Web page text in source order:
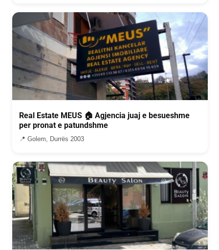
Real Estate MEUS 🏠 Agjencia juaj e besueshme
per pronat e patundshme
📍 Golem, Durrës 2003